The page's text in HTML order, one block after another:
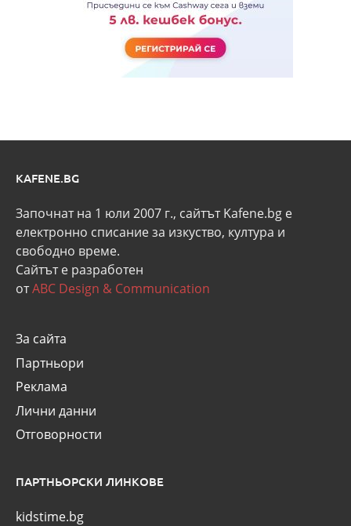
KAFENE.BG
Започнат на 1 юли 2007 г., сайтът Kafene.bg e
eлектронно списание за изкуство, култура и
свободно време.
Сайтът е разработен
отABC Design & Communication
За сайта
Партньори
Реклама
Лични данни
Отговорности
ПАРТНЬОРСКИ ЛИНКОВЕ
kidstime.bg